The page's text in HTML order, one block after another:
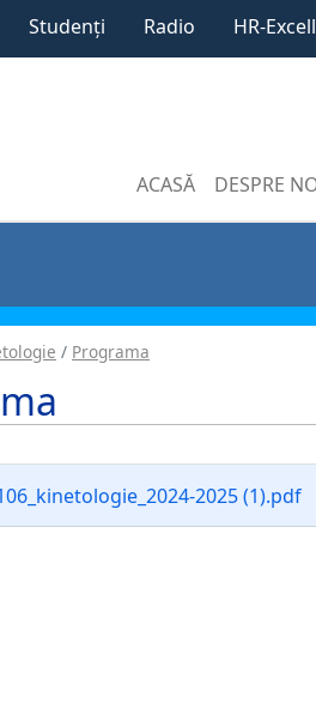
Studenți Radio HR-
ACASĂ DESPRE
Programa
2025 (1).pdf